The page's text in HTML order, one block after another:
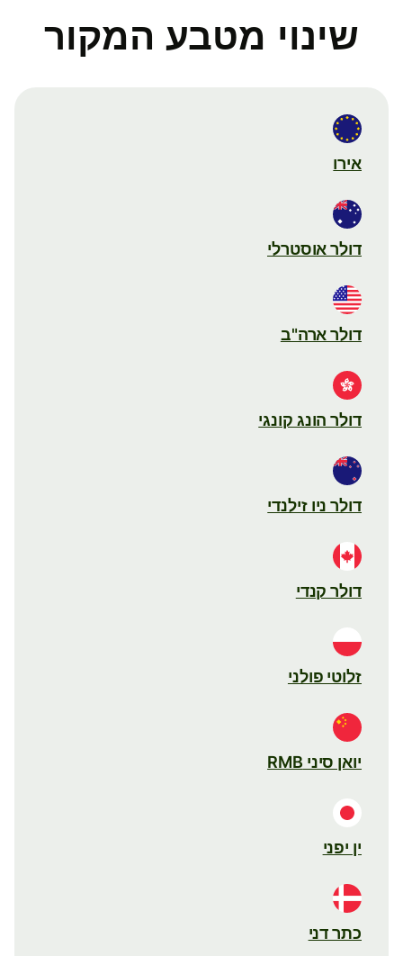
שינוי מטבע המקור
אירו
דולר אוסטרלי
דולר ארה"ב
דולר הונג קונגי
דולר ניו זילנדי
דולר קנדי
זלוטי פולני
יואן סיני RMB
ין יפני
כתר דני